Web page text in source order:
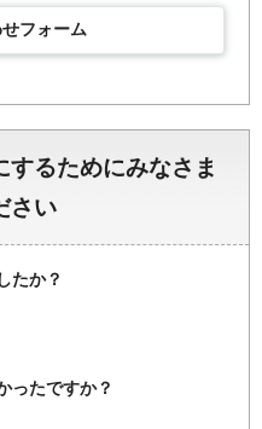
フォーム
するためにみなさま
さい
たか？
ったですか？